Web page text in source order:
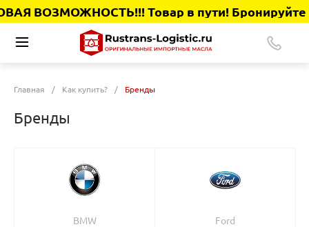
ВОЗМОЖНОСТЬ!!! Товар в пути! Бронируйте
Главная / Как купить? / Бренды
Бренды
BMW Ford